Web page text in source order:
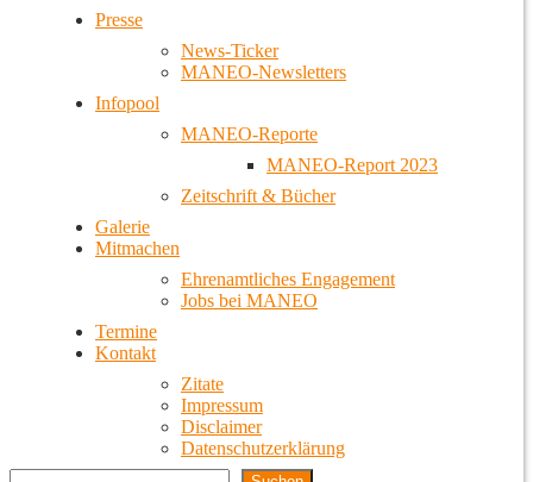
Presse
News-Ticker
MANEO-Newsletters
Infopool
MANEO-Reporte
MANEO-Report 2023
Zeitschrift & Bücher
Galerie
Mitmachen
Ehrenamtliches Engagement
Jobs bei MANEO
Termine
Kontakt
Zitate
Impressum
Disclaimer
Datenschutzerklärung